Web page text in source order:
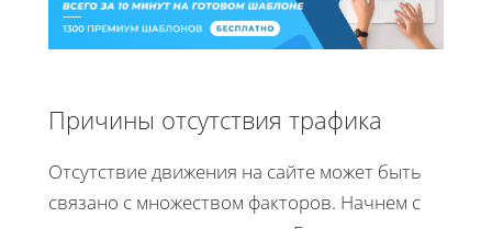
Причины отсутствия трафика
Отсутствие движения на сайте может быть
связано с множеством факторов. Начнем с